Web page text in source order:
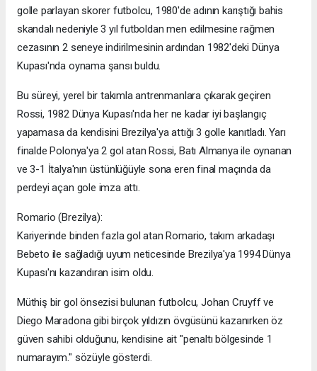
golle parlayan skorer futbolcu, 1980'de adının karıştığı bahis
skandalı nedeniyle 3 yıl futboldan men edilmesine rağmen
cezasının 2 seneye indirilmesinin ardından 1982'deki Dünya
Kupası'nda oynama şansı buldu.
Bu süreyi, yerel bir takımla antrenmanlara çıkarak geçiren
Rossi, 1982 Dünya Kupası'nda her ne kadar iyi başlangıç
yapamasa da kendisini Brezilya'ya attığı 3 golle kanıtladı. Yarı
finalde Polonya'ya 2 gol atan Rossi, Batı Almanya ile oynanan
ve 3-1 İtalya'nın üstünlüğüyle sona eren final maçında da
perdeyi açan gole imza attı.
Romario (Brezilya):
Kariyerinde binden fazla gol atan Romario, takım arkadaşı
Bebeto ile sağladığı uyum neticesinde Brezilya'ya 1994 Dünya
Kupası'nı kazandıran isim oldu.
Müthiş bir gol önsezisi bulunan futbolcu, Johan Cruyff ve
Diego Maradona gibi birçok yıldızın övgüsünü kazanırken öz
güven sahibi olduğunu, kendisine ait "penaltı bölgesinde 1
numarayım." sözüyle gösterdi.